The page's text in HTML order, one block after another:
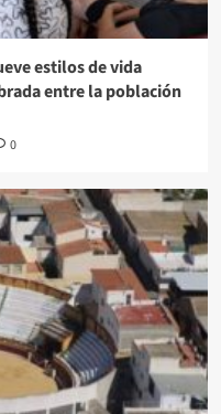
estilos de vida
entre la población
0